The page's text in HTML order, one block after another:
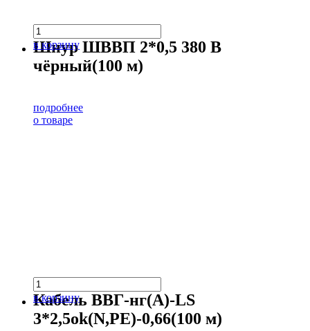
в корзину
Шнур ШВВП 2*0,5 380 В
чёрный(100 м)
подробнее
о товаре
в корзину
Кабель ВВГ-нг(А)-LS
3*2,5ok(N,PE)-0,66(100 м)